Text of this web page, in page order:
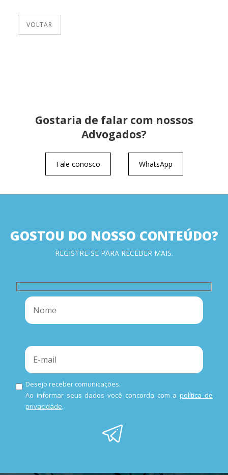
VOLTAR
Gostaria de falar com nossos
Advogados?
Fale conosco WhatsApp
GOSTOU DO NOSSO CONTEÚDO?
REGISTRE-SE PARA RECEBER MAIS.
Desejo receber comunicações.
Ao informar seus dados você concorda com apolítica de
privacidade.